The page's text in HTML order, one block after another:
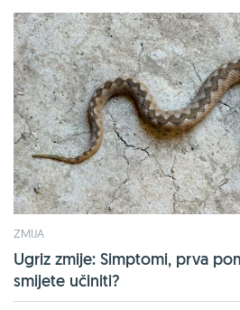
ZMIJA
Ugriz zmije: Simptomi, prva
smijete učiniti?